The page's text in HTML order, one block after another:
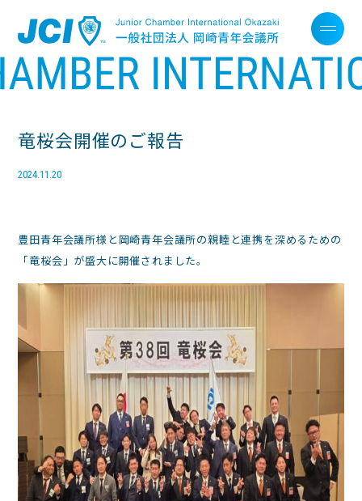
竜桜会開催のご報告
2024.11.20
豊田青年会議所様と岡崎青年会議所の親睦と連携を深めるための
「竜桜会」が盛大に開催されました。